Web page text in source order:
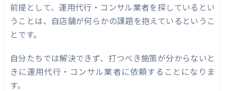
前提として、運用代行・コンサル業者を探しているとい
うことは、自店舗が何らかの課題を抱えているというこ
とです。
自分たちでは解決できず、打つべき施策が分からないと
きに運用代行・コンサル業者に依頼することになりま
す。